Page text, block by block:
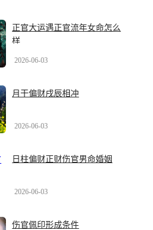
正官大运遇正官流年女命怎么
样
2026-06-03
月干偏财戌辰相冲
2026-06-03
日柱偏财正财伤官男命婚姻
2026-06-03
伤官佩印形成条件